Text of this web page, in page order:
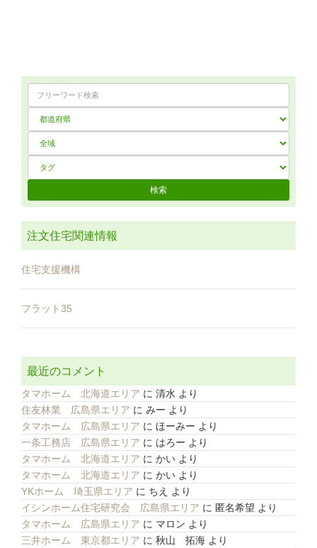
注文住宅関連情報
住宅支援機構
フラット35
最近のコメント
タマホーム 北海道エリア に 清水 より
住友林業 広島県エリア に みー より
タマホーム 広島県エリア に ほーみー より
一条工務店 広島県エリア に はろー より
タマホーム 北海道エリア に かい より
タマホーム 北海道エリア に かい より
YKホーム 埼玉県エリア に ちえ
より
イシンホーム住宅研究会 広島県エリア に 匿名希望 より
タマホーム 広島県エリア に マロン より
三井ホーム 東京都エリア に 秋山 拓海 より